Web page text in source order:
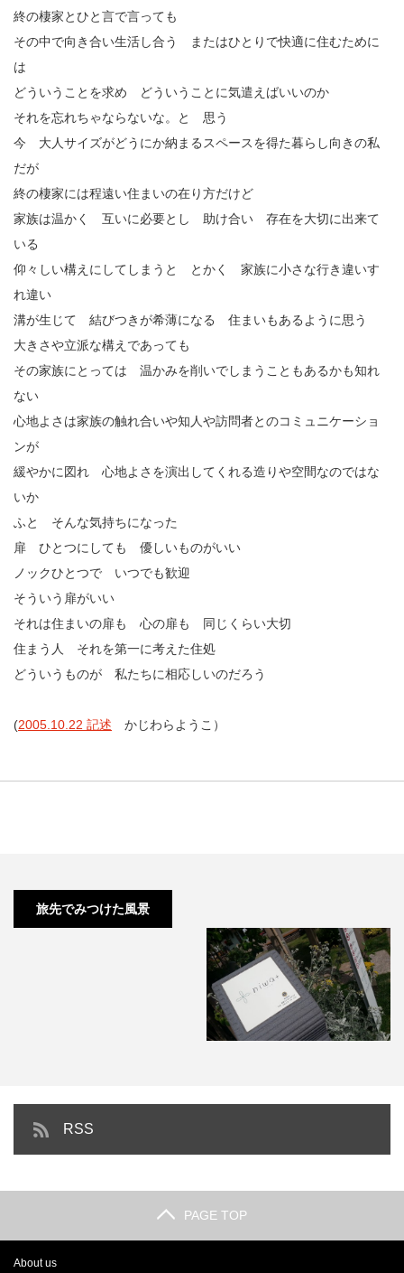
終の棲家とひと言で言っても
その中で向き合い生活し合う またはひとりで快適に住むために
は
どういうことを求め どういうことに気遣えばいいのか
それを忘れちゃならないな。と 思う
今 大人サイズがどうにか納まるスペースを得た暮らし向きの私
だが
終の棲家には程遠い住まいの在り方だけど
家族は温かく 互いに必要とし 助け合い 存在を大切に出来て
いる
仰々しい構えにしてしまうと とかく 家族に小さな行き違いす
れ違い
溝が生じて 結びつきが希薄になる 住まいもあるように思う
大きさや立派な構えであっても
その家族にとっては 温かみを削いでしまうこともあるかも知れ
ない
心地よさは家族の触れ合いや知人や訪問者とのコミュニケーショ
ンが
緩やかに図れ 心地よさを演出してくれる造りや空間なのではな
いか
ふと そんな気持ちになった
扉 ひとつにしても 優しいものがいい
ノックひとつで いつでも歓迎
そういう扉がいい
それは住まいの扉も 心の扉も 同じくらい大切
住まう人 それを第一に考えた住処
どういうものが 私たちに相応しいのだろう
(2005.10.22 記述 かじわらようこ）
旅先でみつけた風景
倉敷 美観地区
RSS
PAGE TOP
About us